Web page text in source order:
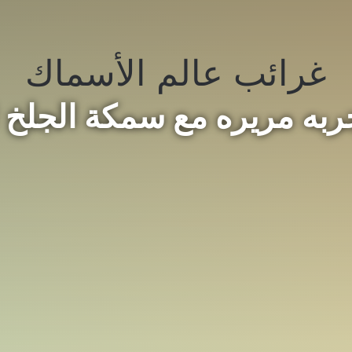
غرائب عالم الأسماك
مريره مع سمكة